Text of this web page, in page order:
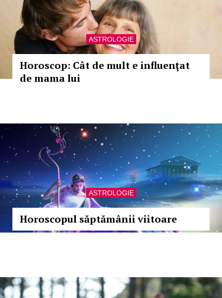
ASTROLOGIE
Horoscop: Cât de mult e influenţat
de mama lui
ASTROLOGIE
Horoscopul săptămânii viitoare